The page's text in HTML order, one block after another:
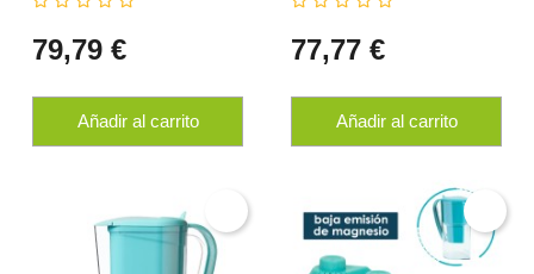
79,79 €
Añadir al carrito
77,77 €
Añadir al carrito